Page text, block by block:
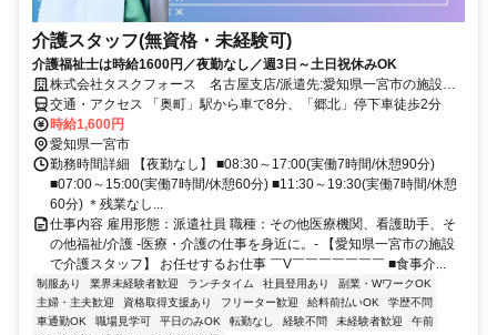
介護スタッフ(無資格・未経験可)
介護福祉士は時給1600円／夜勤なし／週3日～土日祝休みOK
株式会社タスクフォース 名古屋支店/派遣先:愛知県一宮市の施設
(20260806_759)
交通・アクセス 「奥町」駅から車で8分、「郷北」停下車徒歩2分
時給1,600円
愛知県一宮市
勤務時間詳細 【夜勤なし】 ■08:30～17:00(実働7時間/休憩90分)
■07:00～15:00(実働7時間/休憩60分) ■11:30～19:30(実働7時間/休憩
60分) ＊残業なし...
仕事内容 雇用形態：派遣社員 職種：その他医療機関、看護助手、そ
の他福祉/介護 -医療・介護の仕事を身近に。- 【愛知県一宮市の施設
で介護スタッフ】 お任せするお仕事 ￣V￣￣￣￣￣￣￣ ■食事介...
制服あり 業界未経験者歓迎 ランチタイム 社員登用あり
副業・WワークOK
主婦・主夫歓迎
資格取得支援あり フリーター歓迎 給料前払いOK
学歴不問
車通勤OK
職場見学可 平日のみOK 転勤なし 経験不問 未経験者歓迎
午前